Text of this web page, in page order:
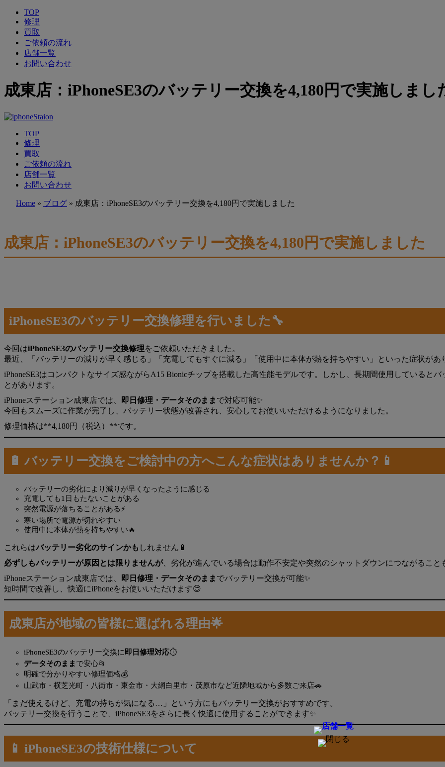
TOP
修理
買取
ご依頼の流れ
店舗一覧
お問い合わせ
成東店：iPhoneSE3のバッテリー交換を4,180円で実施しまし
TOP
修理
買取
ご依頼の流れ
店舗一覧
お問い合わせ
Home » ブログ » 成東店：iPhoneSE3のバッテリー交換を4,180円で実施しました
成東店：iPhoneSE3のバッテリー交換を4,180円で実施しました
iPhoneSE3のバッテリー交換修理を行いました🔧
今回はiPhoneSE3のバッテリー交換修理をご依頼いただきました。
最近、「バッテリーの減りが早く感じる」「充電してもすぐに減る」「使用中に本体が熱を持ちやすい」といった症状があ
iPhoneSE3はコンパクトなサイズ感ながらA15 Bionicチップを搭載した高性能モデルです。しかし、長期間使用していると
とがあります。
iPhoneステーション成東店では、
即日修理・データそのまま で対応可能✨
今回もスムーズに作業が完了し、バッテリー状態が改善され、安心してお使いいただけるようになりました。
修理価格は**4,180円（税込）**です。
🔋 バッテリー交換をご検討中の方へこんな症状はありませんか？📱
バッテリーの劣化により減りが早くなったように感じる
充電しても1日もたないことがある
突然電源が落ちることがある⚡
寒い場所で電源が切れやすい
使用中に本体が熱を持ちやすい🔥
これらはバッテリー劣化のサインかも しれません🔋
必ずしもバッテリーが原因とは限りませんが、劣化が進んでいる場合は動作不安定や突然のシャットダウンにつながること
iPhoneステーション成東店では、
即日修理・データそのまま でバッテリー交換が可能✨
短時間で改善し、快適にiPhoneをお使いいただけます😊
成東店が地域の皆様に選ばれる理由🌟
iPhoneSE3のバッテリー交換に即日修理対応⏱️
データそのままで安心📂
明確で分かりやすい修理価格💰
山武市・横芝光町・八街市・東金市・大網白里市・茂原市など近隣地域から多数ご来店🚗
「まだ使えるけど、充電の持ちが気になる…」という方にもバッテリー交換がおすすめです。
バッテリー交換を行うことで、iPhoneSE3をさらに長く快適に使用することができます✨
📱 iPhoneSE3の技術仕様について